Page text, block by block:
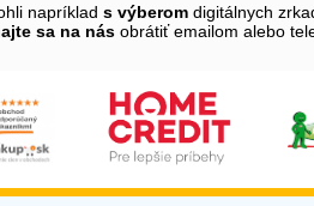
napríklad s výberom digitálnych
sa na nás obrátiť emailom alebo